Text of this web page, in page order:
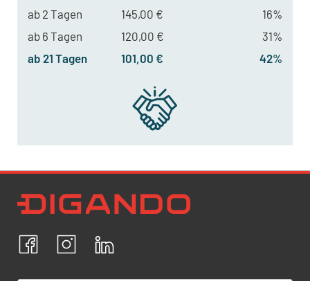
ab 2 Tagen
145,00 €
16%
ab 6 Tagen
120,00 €
31%
ab 21 Tagen
101,00 € 42%
FacebookInstagram
Ich bestätige, dass ich die
Datenschutzrichtlinien
personenbezogenen Daten einverstanden.